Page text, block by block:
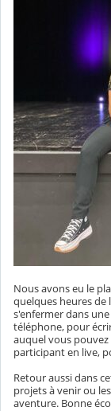
Nous avons eu le
quelques heures de
s'enfermer dans
téléphone, pour
auquel vous
participant en live,
Retour aussi dans
projets à venir ou
aventure. Bonne